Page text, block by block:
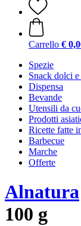
Carrello €
Spezie
Snack dolci e
Dispensa
Bevande
Utensili da
Prodotti
Ricette fatte
Barbecue
Marche
Offerte
Alnatura
100 g